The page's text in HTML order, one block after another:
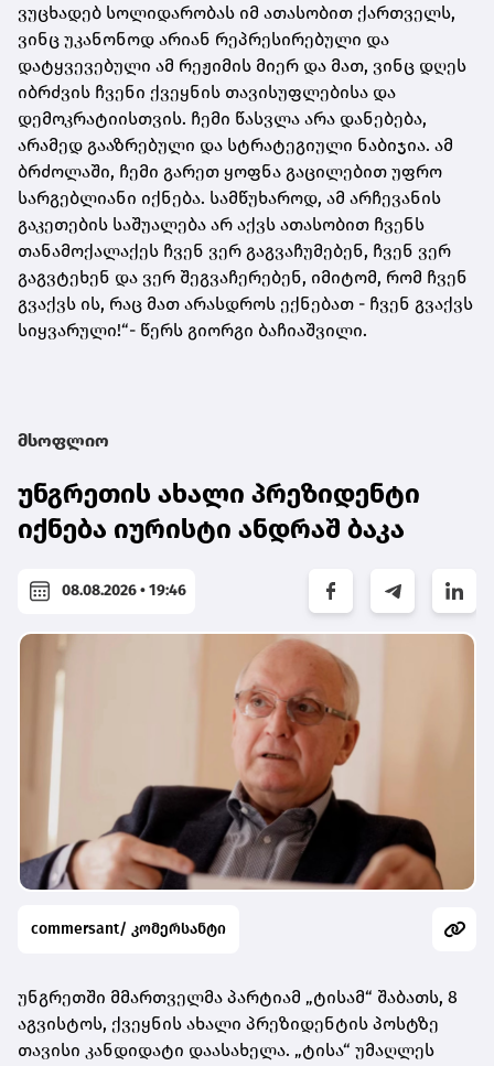
ვუცხადებ სოლიდარობას იმ ათასობით ქართველს,
ვინც უკანონოდ არიან რეპრესირებული და
დატყვევებული ამ რეჟიმის მიერ და მათ, ვინც დღეს
იბრძვის ჩვენი ქვეყნის თავისუფლებისა და
დემოკრატიისთვის. ჩემი წასვლა არა დანებება,
არამედ გააზრებული და სტრატეგიული ნაბიჯია. ამ
ბრძოლაში, ჩემი გარეთ ყოფნა გაცილებით უფრო
სარგებლიანი იქნება. სამწუხაროდ, ამ არჩევანის
გაკეთების საშუალება არ აქვს ათასობით ჩვენს
თანამოქალაქეს ჩვენ ვერ გაგვაჩუმებენ, ჩვენ ვერ
გაგვტეხენ და ვერ შეგვაჩერებენ, იმიტომ, რომ ჩვენ
გვაქვს ის, რაც მათ არასდროს ექნებათ - ჩვენ გვაქვს
სიყვარული!“- წერს გიორგი ბაჩიაშვილი.
მსოფლიო
უნგრეთის ახალი პრეზიდენტი
იქნება იურისტი ანდრაშ ბაკა
08.08.2026 • 19:46
commersant/ კომერსანტი
უნგრეთში მმართველმა პარტიამ „ტისამ“ შაბათს, 8
აგვისტოს, ქვეყნის ახალი პრეზიდენტის პოსტზე
თავისი კანდიდატი დაასახელა. „ტისა“ უმაღლეს